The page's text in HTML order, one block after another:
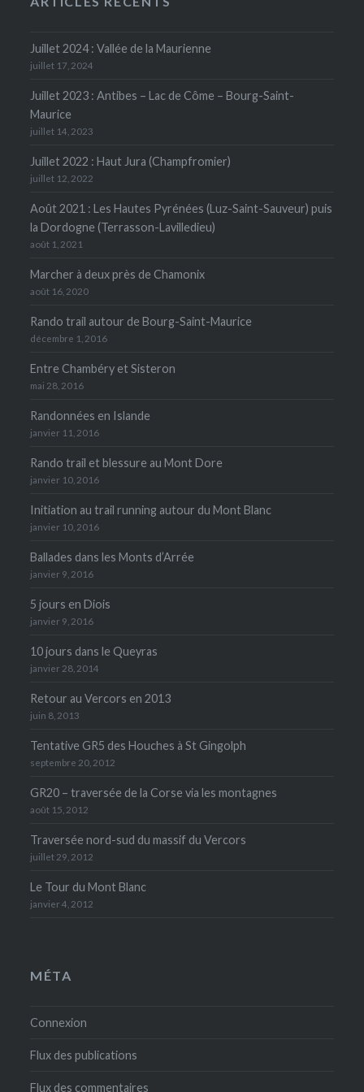
Juillet 2024 : Vallée de la Maurienne
juillet 17, 2024
Juillet 2023 : Antibes – Lac de Côme – Bourg-Saint-
Maurice
juillet 14, 2023
Juillet 2022 : Haut Jura (Champfromier)
juillet 12, 2022
Août 2021 : Les Hautes Pyrénées (Luz-Saint-Sauveur) puis
la Dordogne (Terrasson-Lavilledieu)
août 1, 2021
Marcher à deux près de Chamonix
août 16, 2020
Rando trail autour de Bourg-Saint-Maurice
décembre 1, 2016
Entre Chambéry et Sisteron
mai 28, 2016
Randonnées en Islande
janvier 11, 2016
Rando trail et blessure au Mont Dore
janvier 10, 2016
Initiation au trail running autour du Mont Blanc
janvier 10, 2016
Ballades dans les Monts d’Arrée
janvier 9, 2016
5 jours en Diois
janvier 9, 2016
10 jours dans le Queyras
janvier 28, 2014
Retour au Vercors en 2013
juin 8, 2013
Tentative GR5 des Houches à St Gingolph
septembre 20, 2012
GR20 – traversée de la Corse via les montagnes
août 15, 2012
Traversée nord-sud du massif du Vercors
juillet 29, 2012
Le Tour du Mont Blanc
janvier 4, 2012
MÉTA
Connexion
Flux des publications
Flux des commentaires